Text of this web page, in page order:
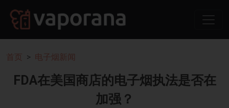
首页 电子烟新闻
FDA在美国商店的电子烟执法是否在
加强？